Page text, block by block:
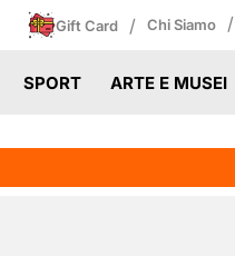
Gift Card / Chi Siamo /
SPORT ARTE E MUSEI